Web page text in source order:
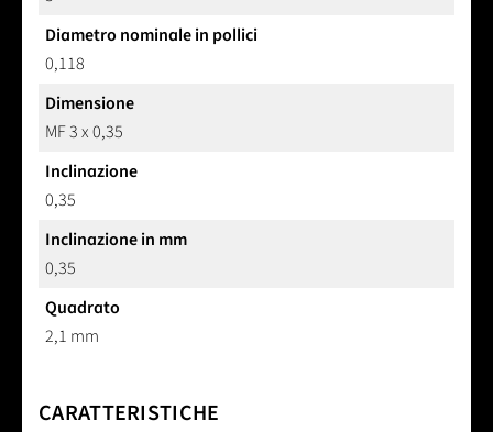
Diametro nominale in pollici
0,118
Dimensione
MF 3 x 0,35
Inclinazione
0,35
Inclinazione in mm
0,35
Quadrato
2,1 mm
CARATTERISTICHE